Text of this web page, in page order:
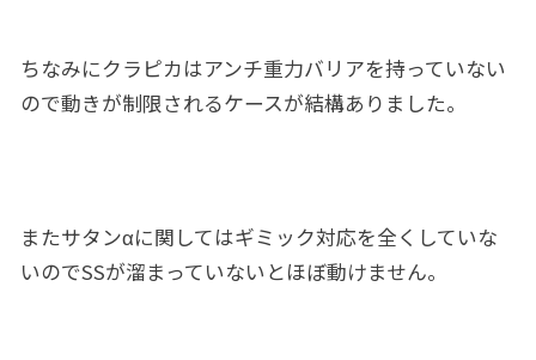
ちなみにクラピカはアンチ重力バリアを持っていない
ので動きが制限されるケースが結構ありました。
またサタンαに関してはギミック対応を全くしていな
いのでSSが溜まっていないとほぼ動けません。